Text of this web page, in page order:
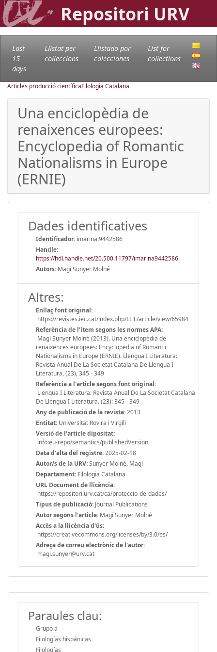
Repositori URV
Last
15
days
Llistat per
col·leccions
Llistado por
colecciones
List for
collections
Articles producció científicaFilologia Catalana
Una enciclopèdia de
renaixences europees:
Encyclopedia of Romantic
Nationalisms in Europe
(ERNIE)
Dades identificatives
Identificador: imarina:9442586
Handle:
https://hdl.handle.net/20.500.11797/imarina9442586
Autors: Magí Sunyer Molné
Altres:
Enllaç font original:
https://revistes.iec.cat/index.php/LLiL/article/view/65984
Referència de l'ítem segons les normes APA:
Magí Sunyer Molné (2013). Una enciclopèdia de
renaixences europees: Encyclopedia of Romantic
Nationalisms in Europe (ERNIE). Llengua I Literatura:
Revista Anual De La Societat Catalana De Llengua I
Literatura, (23), 345 - 349
Referència a l'article segons font original:
Llengua I Literatura: Revista Anual De La Societat Catalana
De Llengua I Literatura. (23): 345 - 349
Any de publicació de la revista:2013
Entitat: Universitat Rovira i Virgili
Versió de l'article dipositat:
info:eu-repo/semantics/publishedVersion
Data d'alta del registre:2025-02-18
Autor/s de la URV:Sunyer Molné, Magí
Departament: Filologia Catalana
URL Document de llicència:
https://repositori.urv.cat/ca/proteccio-de-dades/
Tipus de publicació: Journal Publications
Autor segons l'article: Magí Sunyer Molné
Accès a la llicència d'ús:
https://creativecommons.org/licenses/by/3.0/es/
Adreça de correu electrònic de l'autor:
magi.sunyer@urv.cat
Paraules clau:
Grupo a
Filologías hispánicas
Filologías